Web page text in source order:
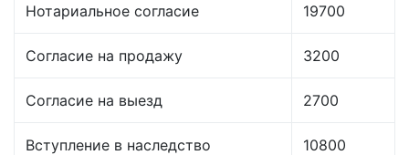
Нотариальное согласие 19700
Согласие на продажу 3200
Согласие на выезд 2700
Вступление в наследство 10800